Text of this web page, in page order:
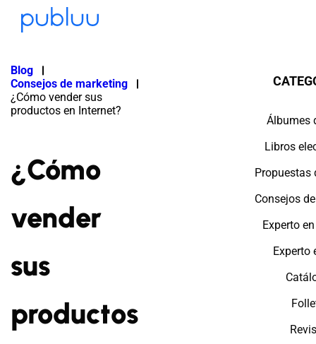
Blog
Consejos de marketing
¿Cómo vender sus
productos en Internet?
¿Cómo
vender
sus
productos
Álbumes
Libros
Propuestas
Consejos
Experto
Experto